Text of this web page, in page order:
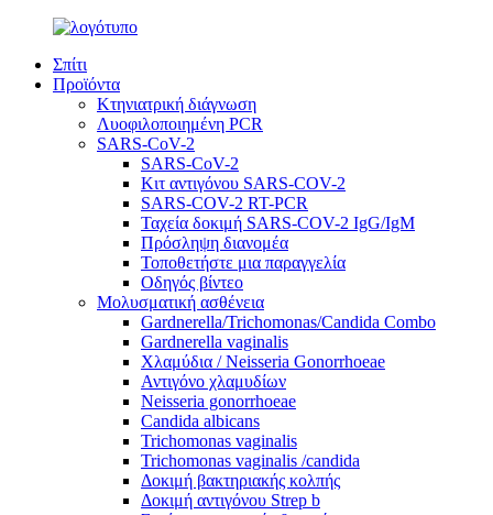
Σπίτι
Προϊόντα
Κτηνιατρική διάγνωση
Λυοφιλοποιημένη PCR
SARS-CoV-2
SARS-CoV-2
Κιτ αντιγόνου SARS-COV-2
SARS-COV-2 RT-PCR
Ταχεία δοκιμή SARS-COV-2 IgG/IgM
Πρόσληψη διανομέα
Τοποθετήστε μια παραγγελία
Οδηγός βίντεο
Μολυσματική ασθένεια
Gardnerella/Trichomonas/Candida Combo
Gardnerella vaginalis
Χλαμύδια / Neisseria Gonorrhoeae
Αντιγόνο χλαμυδίων
Neisseria gonorrhoeae
Candida albicans
Trichomonas vaginalis
Trichomonas vaginalis /candida
Δοκιμή βακτηριακής κολπής
Δοκιμή αντιγόνου Strep b